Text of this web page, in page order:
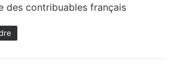
des contribuables français